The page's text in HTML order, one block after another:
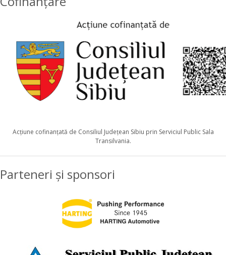
Acţiune cofinanţată de Consiliul Judeţean Sibiu prin Serviciul Public Sala
Transilvania.
Parteneri și sponsori